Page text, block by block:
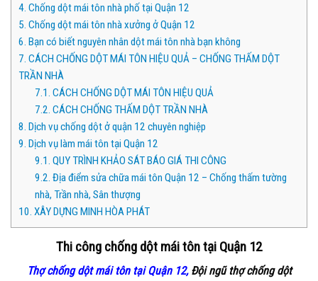
4. Chống dột mái tôn nhà phố tại Quận 12
5. Chống dột mái tôn nhà xưởng ở Quận 12
6. Bạn có biết nguyên nhân dột mái tôn nhà bạn không
7. CÁCH CHỐNG DỘT MÁI TÔN HIỆU QUẢ – CHỐNG THẤM DỘT
TRẦN NHÀ
7.1. CÁCH CHỐNG DỘT MÁI TÔN HIỆU QUẢ
7.2. CÁCH CHỐNG THẤM DỘT TRẦN NHÀ
8. Dịch vụ chống dột ở quận 12 chuyên nghiệp
9. Dịch vụ làm mái tôn tại Quận 12
9.1. QUY TRÌNH KHẢO SÁT BÁO GIÁ THI CÔNG
9.2. Địa điểm sửa chữa mái tôn Quận 12 – Chống thấm tường
nhà, Trần nhà, Sân thượng
10. XÂY DỰNG MINH HÒA PHÁT
Thi công chống dột mái tôn tại Quận 12
Thợ chống dột mái tôn tại Quận 12,Đội ngũ thợ chống dột